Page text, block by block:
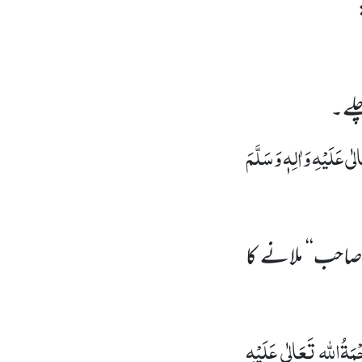
عَلَیْہِوَاٰلِہٖ وَسَلَّمَ
ملانے کا
تَعَالٰی عَلَیْہِ